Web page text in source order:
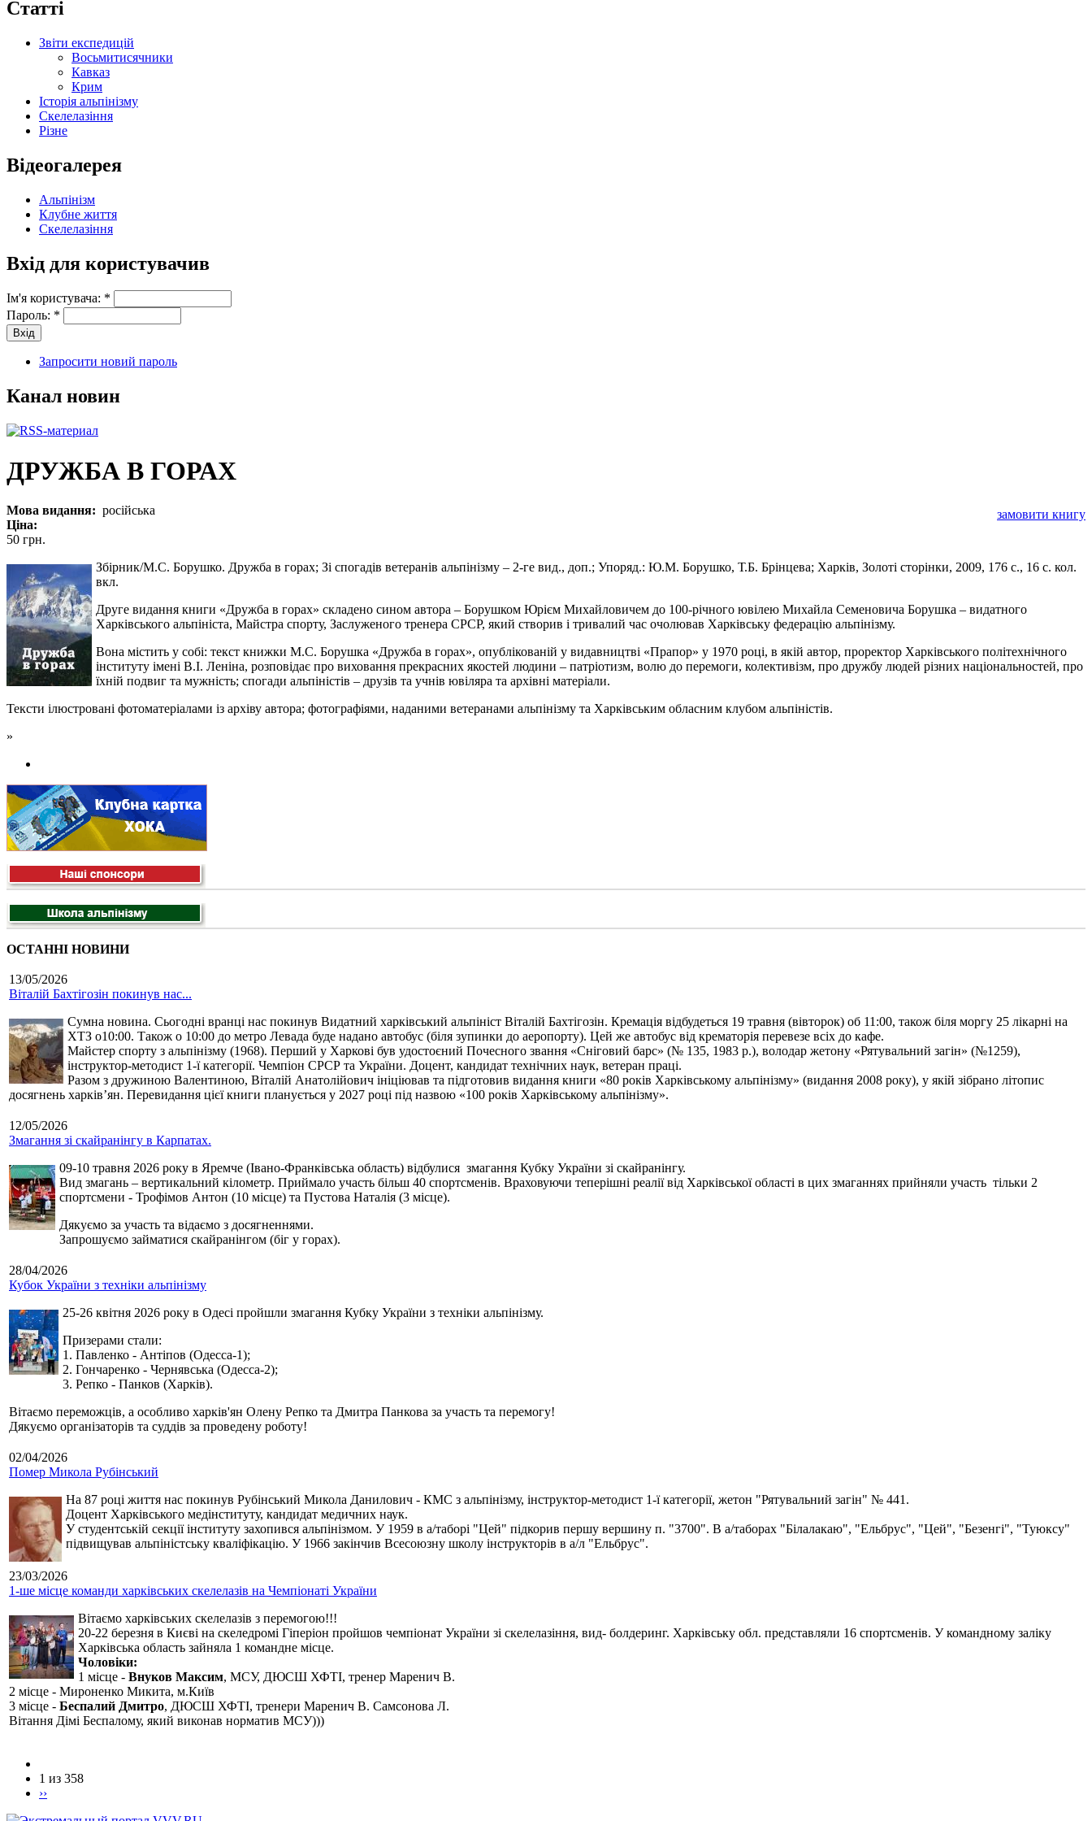
Статті
Звіти експедицій
Восьмитисячники
Кавказ
Крим
Історія альпінізму
Скелелазіння
Різне
Відеогалерея
Альпінізм
Клубне життя
Скелелазіння
Вхід для користувачив
Ім'я користувача: *
Пароль: *
Запросити новий пароль
Канал новин
ДРУЖБА В ГОРАХ
замовити книгу
Мова видання: російська
Ціна:
50 грн.
Збірник/М.С. Борушко. Дружба в горах; Зі спогадів ветеранів альпінізму – 2-ге вид., доп.; Упоряд.: Ю.М. Борушко, Т.Б. Брінцева; Харків, Золоті сторінки, 2009, 176 с., 16 с. кол.
вкл.
Друге видання книги «Дружба в горах» складено сином автора – Борушком Юрієм Михайловичем до 100-річного ювілею Михайла Семеновича Борушка – видатного
Харківського альпініста, Майстра спорту, Заслуженого тренера СРСР, який створив і тривалий час очолював Харківську федерацію альпінізму.
Вона містить у собі: текст книжки М.С. Борушка «Дружба в горах», опублікованій у видавництві «Прапор» у 1970 році, в якій автор, проректор Харківського політехнічного
інституту імені В.І. Леніна, розповідає про виховання прекрасних якостей людини – патріотизм, волю до перемоги, колективізм, про дружбу людей різних національностей, про
їхній подвиг та мужність; спогади альпіністів – друзів та учнів ювіляра та архівні матеріали.
Тексти ілюстровані фотоматеріалами із архіву автора; фотографіями, наданими ветеранами альпінізму та Харківським обласним клубом альпіністів.
»
ОСТАННІ НОВИНИ
13/05/2026
Віталій Бахтігозін покинув нас...
Сумна новина. Сьогодні вранці нас покинув Видатний харківський альпініст Віталій Бахтігозін. Кремація відбудеться 19 травня (вівторок) об 11:00, також біля моргу 25 лікарні на
ХТЗ о10:00. Також о 10:00 до метро Левада буде надано автобус (біля зупинки до аеропорту). Цей же автобус від крематорія перевезе всіх до кафе.
Майстер спорту з альпінізму (1968). Перший у Харкові був удостоєний Почесного звання «Сніговий барс» (№ 135, 1983 р.), володар жетону «Рятувальний загін» (№1259),
інструктор-методист 1-ї категорії. Чемпіон СРСР та України. Доцент, кандидат технічних наук, ветеран праці.
Разом з дружиною Валентиною, Віталій Анатолійович ініціював та підготовив видання книги «80 років Харківському альпінізму» (видання 2008 року), у якій зібрано літопис
досягнень харків’ян. Перевидання цієї книги планується у 2027 році під назвою «100 років Харківському альпінізму».
12/05/2026
Змагання зі скайранінгу в Карпатах.
09-10 травня 2026 року в Яремче (Івано-Франківська область) відбулися змагання Кубку України зі скайранінгу.
Вид змагань – вертикальний кілометр. Приймало участь більш 40 спортсменів. Враховуючи теперішні реалії від Харківської області в цих змаганнях прийняли участь тільки 2
спортсмени - Трофімов Антон (10 місце) та Пустова Наталія (3 місце).
Дякуємо за участь та відаємо з досягненнями.
Запрошуємо займатися скайранінгом (біг у горах).
28/04/2026
Кубок України з техніки альпінізму
25-26 квітня 2026 року в Одесі пройшли змагання Кубку України з техніки альпінізму.
Призерами стали:
1. Павленко - Антіпов (Одесса-1);
2. Гончаренко - Чернявська (Одесса-2);
3. Репко - Панков (Харків).
Вітаємо переможців, а особливо харків'ян Олену Репко та Дмитра Панкова за участь та перемогу!
Дякуємо організаторів та суддів за проведену роботу!
02/04/2026
Помер Микола Рубінський
На 87 році життя нас покинув Рубінський Микола Данилович - КМС з альпінізму, інструктор-методист 1-ї категорії, жетон "Рятувальний загін" № 441.
Доцент Харківського медінституту, кандидат медичних наук.
У студентській секції інституту захопився альпінізмом. У 1959 в а/таборі "Цей" підкорив першу вершину п. "3700". В а/таборах "Білалакаю", "Ельбрус", "Цей", "Безенгі", "Туюксу"
підвищував альпіністську кваліфікацію. У 1966 закінчив Всесоюзну школу інструкторів в а/л "Ельбрус".
23/03/2026
1-ше місце команди харківських скелелазів на Чемпіонаті України
Вітаємо харківських скелелазів з перемогою!!!
20-22 березня в Києві на скеледромі Гіперіон пройшов чемпіонат України зі скелелазіння, вид- болдеринг. Харківську обл. представляли 16 спортсменів. У командному заліку
Харківська область зайняла 1 командне місце.
Чоловіки:
1 місце - Внуков Максим, МСУ, ДЮСШ ХФТІ, тренер Маренич В.
2 місце - Мироненко Микита, м.Київ
3 місце - Беспалий Дмитро, ДЮСШ ХФТІ, тренери Маренич В. Самсонова Л.
Вітання Дімі Беспалому, який виконав норматив МСУ)))
1 из 358
››